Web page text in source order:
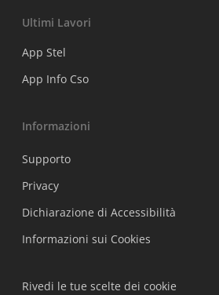
Ultimi Lavori
App Stel
App Info Cso
Informazioni
Supporto
Privacy
Dichiarazione di Accessibilità
Informazioni sui Cookies
Rivedi le tue scelte dei cookie